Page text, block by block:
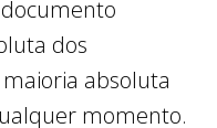
dos
absoluta
momento.